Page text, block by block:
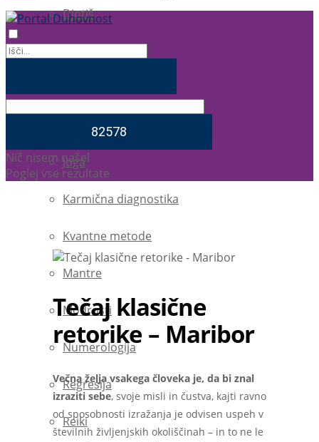
Djotiš
Feng Shui
Joga
Karmična diagnostika
Kvantne metode
Mantre
Modrosti
Numerologija
Regresija
Reiki
Nič nisem našel
Poglej vse rezultate
Tečaj klasične
retorike – Maribor
Večna želja vsakega človeka je, da bi znal
izraziti sebe, svoje misli in čustva, kajti ravno
od sposobnosti izražanja je odvisen uspeh v
številnih življenjskih okoliščinah – in to ne le